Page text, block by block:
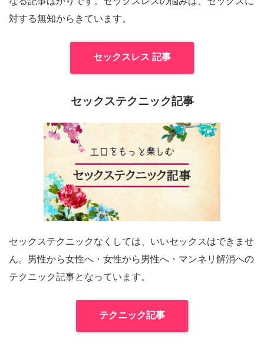
対する無知からきています。
セックスレス 記事
セックステクニック記事
セックステクニックなくしては、いいセックスはできませ
ん。男性から女性へ・女性から男性へ・マンネリ解消への
テクニック記事となっています。
テクニック記事